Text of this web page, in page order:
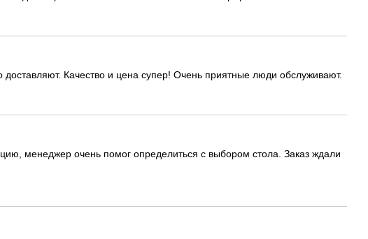
Качество и цена супер! Очень приятные люди обслуживают.
менеджер очень помог определиться с выбором стола. Заказ ждали